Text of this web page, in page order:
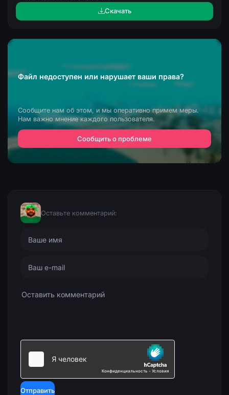
Скачать
Файл недоступен или нарушает ваши права?
Сообщите нам об этом, и мы оперативно примем меры.
Нам важно мнение каждого пользователя.
Сообщить о проблеме
Оставьте комментарий:
Отправить